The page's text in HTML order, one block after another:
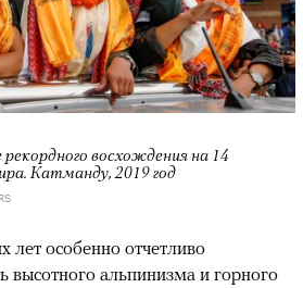
восхождения на 14
Катманду, 2019 год
лет особенно отчетливо
высотного альпинизма и горного